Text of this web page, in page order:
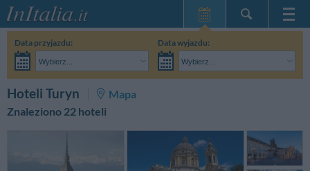
InItalia Klub
Data przyjazdu:
Wybierz...
Data wyjazdu:
Wybierz...
Hoteli Turyn
Mapa
Znaleziono 22 hoteli